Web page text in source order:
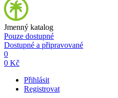
Jmenný katalog
Pouze dostupné
Dostupné a připravované
0
0 Kč
Přihlásit
Registrovat